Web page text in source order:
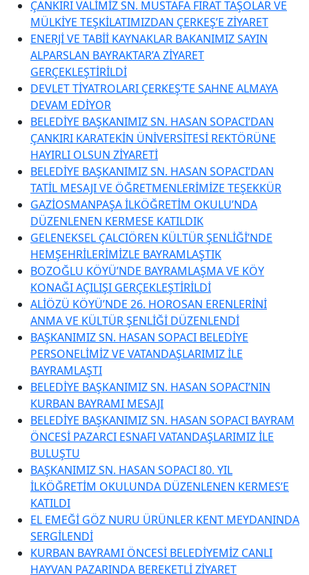
ÇANKIRI VALİMİZ SN. MUSTAFA FIRAT TAŞOLAR VE
MÜLKİYE TEŞKİLATIMIZDAN ÇERKEŞ’E ZİYARET
ENERJİ VE TABİİ KAYNAKLAR BAKANIMIZ SAYIN
ALPARSLAN BAYRAKTAR’A ZİYARET
GERÇEKLEŞTİRİLDİ
DEVLET TİYATROLARI ÇERKEŞ’TE SAHNE ALMAYA
DEVAM EDİYOR
BELEDİYE BAŞKANIMIZ SN. HASAN SOPACI’DAN
ÇANKIRI KARATEKİN ÜNİVERSİTESİ REKTÖRÜNE
HAYIRLI OLSUN ZİYARETİ
BELEDİYE BAŞKANIMIZ SN. HASAN SOPACI’DAN
TATİL MESAJI VE ÖĞRETMENLERİMİZE TEŞEKKÜR
GAZİOSMANPAŞA İLKÖĞRETİM OKULU’NDA
DÜZENLENEN KERMESE KATILDIK
GELENEKSEL ÇALCIÖREN KÜLTÜR ŞENLİĞİ’NDE
HEMŞEHRİLERİMİZLE BAYRAMLAŞTIK
BOZOĞLU KÖYÜ’NDE BAYRAMLAŞMA VE KÖY
KONAĞI AÇILIŞI GERÇEKLEŞTİRİLDİ
ALİÖZÜ KÖYÜ’NDE 26. HOROSAN ERENLERİNİ
ANMA VE KÜLTÜR ŞENLİĞİ DÜZENLENDİ
BAŞKANIMIZ SN. HASAN SOPACI BELEDİYE
PERSONELİMİZ VE VATANDAŞLARIMIZ İLE
BAYRAMLAŞTI
BELEDİYE BAŞKANIMIZ SN. HASAN SOPACI’NIN
KURBAN BAYRAMI MESAJI
BELEDİYE BAŞKANIMIZ SN. HASAN SOPACI BAYRAM
ÖNCESİ PAZARCI ESNAFI VATANDAŞLARIMIZ İLE
BULUŞTU
BAŞKANIMIZ SN. HASAN SOPACI 80. YIL
İLKÖĞRETİM OKULUNDA DÜZENLENEN KERMES’E
KATILDI
EL EMEĞİ GÖZ NURU ÜRÜNLER KENT MEYDANINDA
SERGİLENDİ
KURBAN BAYRAMI ÖNCESİ BELEDİYEMİZ CANLI
HAYVAN PAZARINDA BEREKETLİ ZİYARET